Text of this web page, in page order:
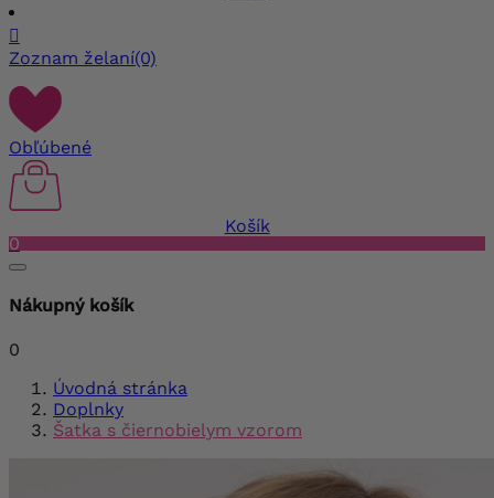

Zoznam želaní(0)
Obľúbené
Košík
0
Nákupný košík
0
Úvodná stránka
Doplnky
Šatka s čiernobielym vzorom